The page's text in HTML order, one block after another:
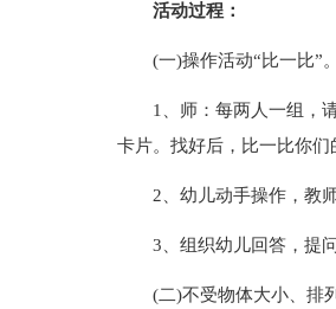
活动过程：
(一)操作活动“比一比”。
1、师：每两人一组，
卡片。找好后，比一比你们
2、幼儿动手操作，教
3、组织幼儿回答，提
(二)不受物体大小、排